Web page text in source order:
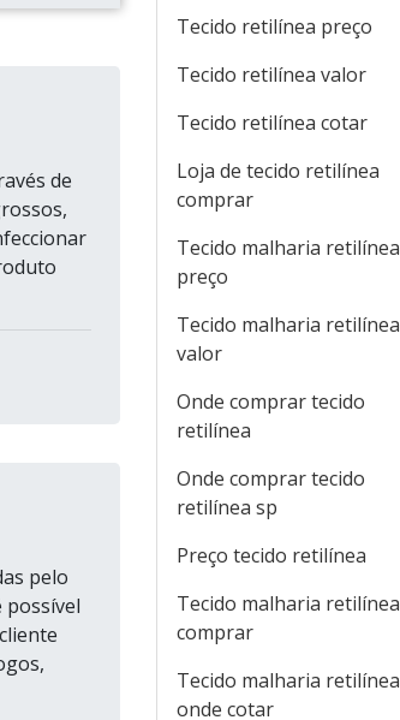
de
pelo
possível
Tecido retilínea preço
Tecido retilínea valor
Tecido retilínea cotar
Loja de tecido retilínea
comprar
Tecido malharia retilínea
preço
Tecido malharia retilínea
valor
Onde comprar tecido
retilínea
Onde comprar tecido
retilínea sp
Preço tecido retilínea
Tecido malharia retilínea
comprar
Tecido malharia retilínea
onde cotar